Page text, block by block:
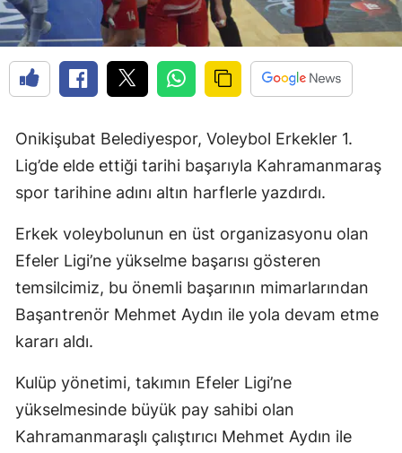
Onikişubat Belediyespor, Voleybol Erkekler 1.
Lig’de elde ettiği tarihi başarıyla Kahramanmaraş
spor tarihine adını altın harflerle yazdırdı.
Erkek voleybolunun en üst organizasyonu olan
Efeler Ligi’ne yükselme başarısı gösteren
temsilcimiz, bu önemli başarının mimarlarından
Başantrenör Mehmet Aydın ile yola devam etme
kararı aldı.
Kulüp yönetimi, takımın Efeler Ligi’ne
yükselmesinde büyük pay sahibi olan
Kahramanmaraşlı çalıştırıcı Mehmet Aydın ile